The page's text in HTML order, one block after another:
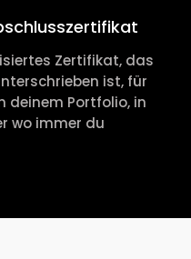
Zertifikat, das
ist, für
deinem Portfolio, in
wo immer du